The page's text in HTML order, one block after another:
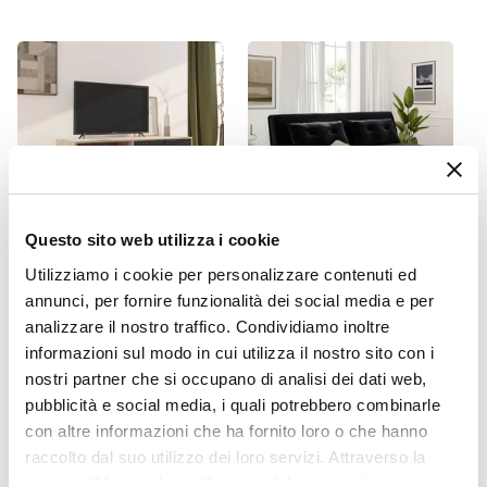
Questo sito web utilizza i cookie
Utilizziamo i cookie per personalizzare contenuti ed
annunci, per fornire funzionalità dei social media e per
analizzare il nostro traffico. Condividiamo inoltre
informazioni sul modo in cui utilizza il nostro sito con i
nostri partner che si occupano di analisi dei dati web,
pubblicità e social media, i quali potrebbero combinarle
con altre informazioni che ha fornito loro o che hanno
raccolto dal suo utilizzo dei loro servizi. Attraverso la
sezione "Mostra dettagli" è possibile gestire le proprie
140 x 90 cm
230 x 90 cm
Altezza
Forma
Legno
Colore Gambe
Nero
Materiale Piano
Legno MDF
Materiale Gambe
Metallo
Spessore Piano
18 mm
CODICE:SV-R12
Mobile porta tv 120 cm in
legno cannettato rovere e
nero - Sven
€ 134,00
CODICE:TRT-2NR
Divano letto 2 posti in
velluto nero con schienale
regolabile in 6 posizioni -
Terat
€ 270,00